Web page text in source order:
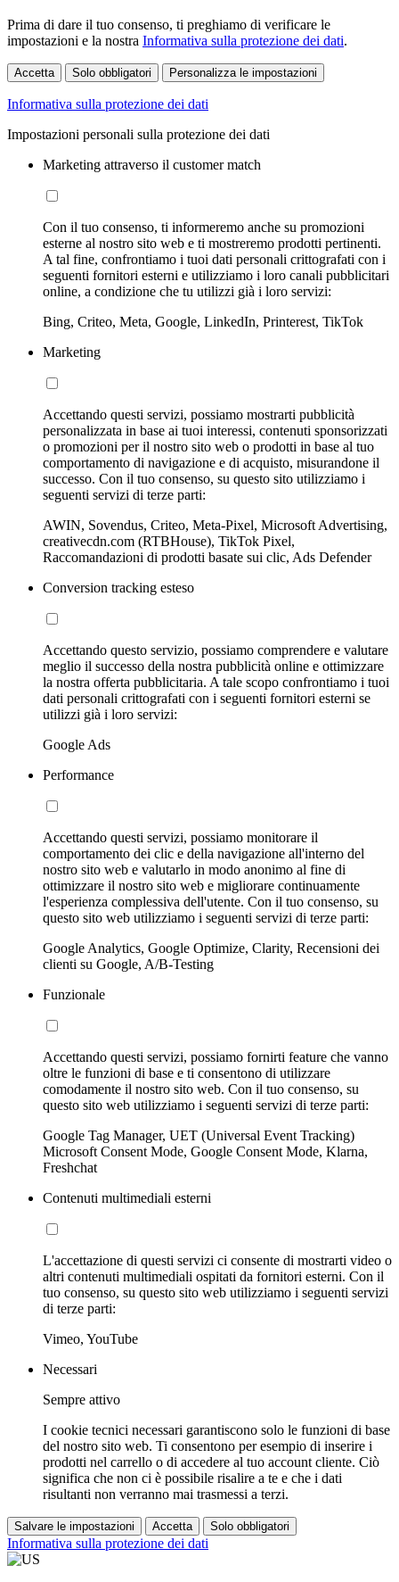
Prima di dare il tuo consenso, ti preghiamo di verificare le
impostazioni e la nostra Informativa sulla protezione dei dati.
Accetta Solo obbligatori Personalizza le impostazioni
Informativa sulla protezione dei dati
Impostazioni personali sulla protezione dei dati
Marketing attraverso il customer match
Con il tuo consenso, ti informeremo anche su promozioni
esterne al nostro sito web e ti mostreremo prodotti pertinenti.
A tal fine, confrontiamo i tuoi dati personali crittografati con i
seguenti fornitori esterni e utilizziamo i loro canali pubblicitari
online, a condizione che tu utilizzi già i loro servizi:
Bing, Criteo, Meta, Google, LinkedIn, Printerest, TikTok
Marketing
Accettando questi servizi, possiamo mostrarti pubblicità
personalizzata in base ai tuoi interessi, contenuti sponsorizzati
o promozioni per il nostro sito web o prodotti in base al tuo
comportamento di navigazione e di acquisto, misurandone il
successo. Con il tuo consenso, su questo sito utilizziamo i
seguenti servizi di terze parti:
AWIN, Sovendus, Criteo, Meta-Pixel, Microsoft Advertising,
creativecdn.com (RTBHouse), TikTok Pixel,
Raccomandazioni di prodotti basate sui clic, Ads Defender
Conversion tracking esteso
Accettando questo servizio, possiamo comprendere e valutare
meglio il successo della nostra pubblicità online e ottimizzare
la nostra offerta pubblicitaria. A tale scopo confrontiamo i tuoi
dati personali crittografati con i seguenti fornitori esterni se
utilizzi già i loro servizi:
Google Ads
Performance
Accettando questi servizi, possiamo monitorare il
comportamento dei clic e della navigazione all'interno del
nostro sito web e valutarlo in modo anonimo al fine di
ottimizzare il nostro sito web e migliorare continuamente
l'esperienza complessiva dell'utente. Con il tuo consenso, su
questo sito web utilizziamo i seguenti servizi di terze parti:
Google Analytics, Google Optimize, Clarity, Recensioni dei
clienti su Google, A/B-Testing
Funzionale
Accettando questi servizi, possiamo fornirti feature che vanno
oltre le funzioni di base e ti consentono di utilizzare
comodamente il nostro sito web. Con il tuo consenso, su
questo sito web utilizziamo i seguenti servizi di terze parti:
Google Tag Manager, UET (Universal Event Tracking)
Microsoft Consent Mode, Google Consent Mode, Klarna,
Freshchat
Contenuti multimediali esterni
L'accettazione di questi servizi ci consente di mostrarti video o
altri contenuti multimediali ospitati da fornitori esterni. Con il
tuo consenso, su questo sito web utilizziamo i seguenti servizi
di terze parti:
Vimeo, YouTube
Necessari
Sempre attivo
I cookie tecnici necessari garantiscono solo le funzioni di base
del nostro sito web. Ti consentono per esempio di inserire i
prodotti nel carrello o di accedere al tuo account cliente. Ciò
significa che non ci è possibile risalire a te e che i dati
risultanti non verranno mai trasmessi a terzi.
Salvare le impostazioni Accetta Solo obbligatori
Informativa sulla protezione dei dati